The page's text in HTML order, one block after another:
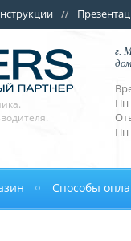
г.
Способы